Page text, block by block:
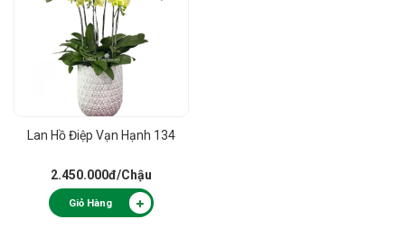
Lan Hồ Điệp Vạn Hạnh 134
2.450.000đ/Chậu
Giỏ Hàng